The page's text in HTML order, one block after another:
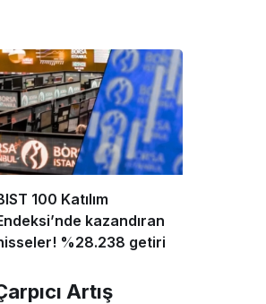
100 Katılım
kazandıran
%28.238 getiri
Artış